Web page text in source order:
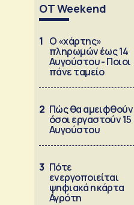
OT Weekend
1 Ο «χάρτης»
πληρωμών έως 14
Αυγούστου - Ποιοι
πάνε ταμείο
2 Πώς θα αμειφθούν
όσοι εργαστούν 15
Αυγούστου
3 Πότε
ενεργοποιείται
ψηφιακά η κάρτα
Αγρότη